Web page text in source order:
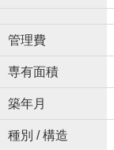
管理費
専有面積
築年月
種別 / 構造